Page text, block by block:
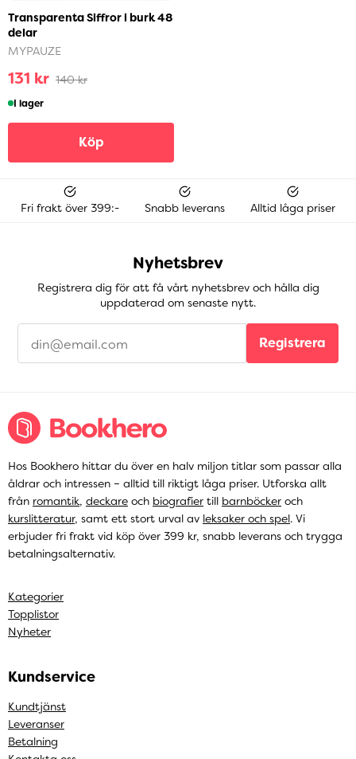
Transparenta Siffror i burk 48
delar
MYPAUZE
131 kr 140 kr
I lager
Köp
Fri frakt över 399:- Snabb leverans Alltid låga priser
Nyhetsbrev
Registrera dig för att få vårt nyhetsbrev och hålla dig
uppdaterad om senaste nytt.
Registrera
Hos Bookhero hittar du över en halv miljon titlar som passar alla
åldrar och intressen – alltid till riktigt låga priser. Utforska allt
från romantik, deckare och biografier till barnböcker och
kurslitteratur, samt ett stort urval av leksaker och spel. Vi
erbjuder fri frakt vid köp över 399 kr, snabb leverans och trygga
betalningsalternativ.
Kategorier
Topplistor
Nyheter
Kundservice
Kundtjänst
Leveranser
Betalning